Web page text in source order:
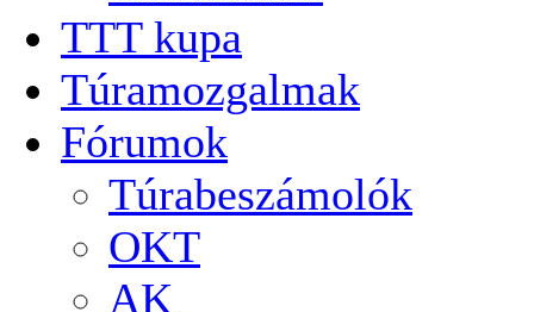
TTT kupa
Túramozgalmak
Fórumok
Túrabeszámolók
OKT
AK